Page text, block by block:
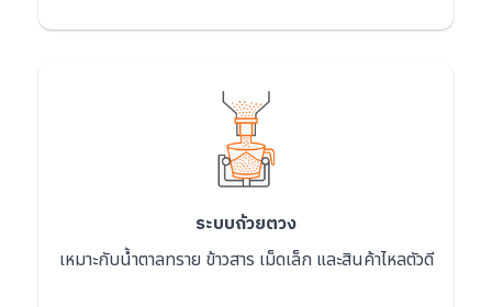
ระบบถ้วยตวง
เหมาะกับน้ำตาลทราย ข้าวสาร เม็ดเล็ก และสินค้าไหลตัวดี